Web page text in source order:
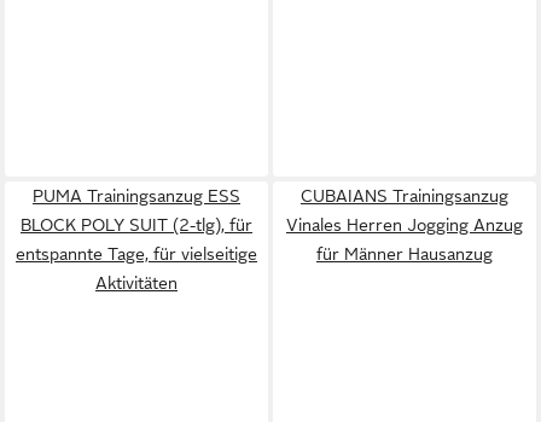
PUMA Trainingsanzug ESS
BLOCK POLY SUIT (2-tlg), für
entspannte Tage, für vielseitige
Aktivitäten
CUBAIANS Trainingsanzug
Vinales Herren Jogging Anzug
für Männer Hausanzug